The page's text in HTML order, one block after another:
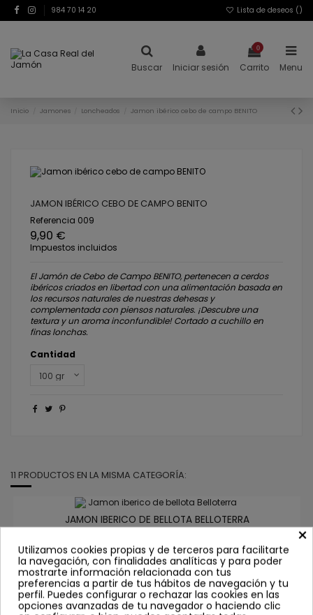
984 70 14 20 Lista de deseos ()
Buscar Iniciar sesión
0
Carrito Menu
Inicio Jamones Loncheados Jamon ibérico cebo de campo BENITO
JAMON IBÉRICO CEBO DE CAMPO BENITO
Referencia 009
9,90 €
Impuestos incluidos
El Jamón de Cebo de Campo BENITO, pertenecen a cerdos
ibéricos criados en libertad con una alimentación basada en
los recursos naturales de nuestras dehesas y
complementada con piensos naturales. ¡Descubre una
textura y un aroma inconfundible! Cortado a cuchillo en
finas lonchas.
Cantidad
11 PRODUCTOS EN LA MISMA CATEGORÍA:
JAMON IBERICO DE BELLOTA BELLOTERRA
15,00 €
Comprar
×
Utilizamos cookies propias y de terceros para facilitarte
la navegación, con finalidades analíticas y para poder
mostrarte información relacionada con tus
preferencias a partir de tus hábitos de navegación y tu
perfil. Puedes configurar o rechazar las cookies en las
opciones avanzadas de tu navegador o haciendo clic